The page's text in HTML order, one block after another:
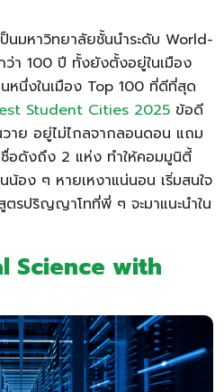
ป็นมหาวิทยาลัยชั้นนำระดับ World-
า 100 ปี ทั้งยังตั้งอยู่ในเมือง
หนึ่งในเมือง Top 100 ที่ดีที่สุด
Student Cities 2025 ข้อดี
วาย อยู่ไม่ไกลจากลอนดอน แถม
อดังถึง 2 แห่ง ทำให้คอมมูนิตี้
อง ๆ หายเหงาแน่นอน เริ่มสนใจ
รปริญญาโทที่พี่ ๆ จะมาแนะนำใน
Science with